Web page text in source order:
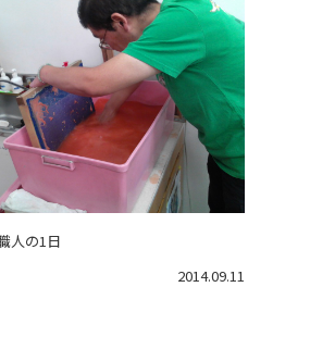
人の1日
2014.09.11